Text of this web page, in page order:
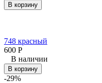
В корзину
748 красный
600 Р
В наличии
В корзину
-29%